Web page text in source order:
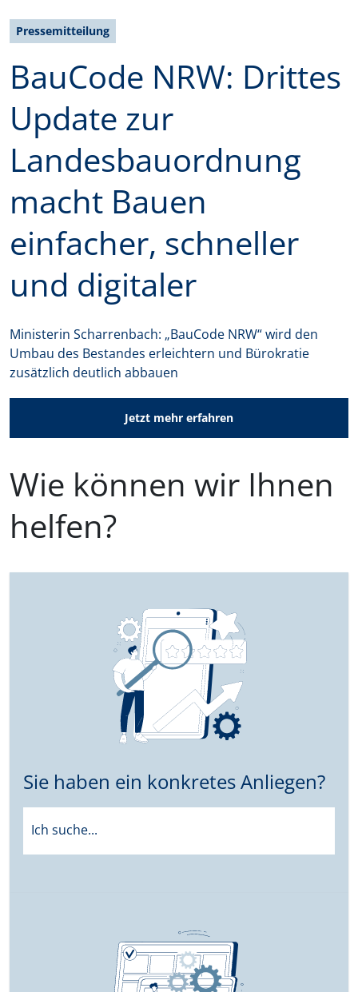
Pressemitteilung
BauCode NRW: Drittes
Update zur
Landesbauordnung
macht Bauen
einfacher, schneller
und digitaler
Ministerin Scharrenbach: „BauCode NRW“ wird den
Umbau des Bestandes erleichtern und Bürokratie
zusätzlich deutlich abbauen
Jetzt mehr erfahren
Wie können wir Ihnen
helfen?
Sie haben ein konkretes Anliegen?
Ich suche...